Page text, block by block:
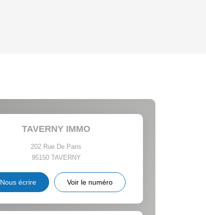
TAVERNY IMMO
202 Rue De Paris
95150 TAVERNY
Nous écrire Voir le numéro